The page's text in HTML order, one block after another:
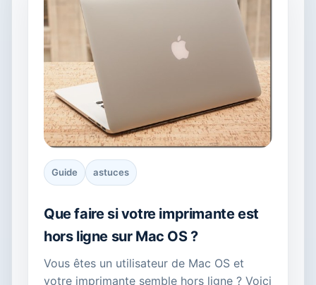
Guide astuces
Que faire si votre imprimante est
hors ligne sur Mac OS ?
Vous êtes un utilisateur de Mac OS et
votre imprimante semble hors ligne ? Voici